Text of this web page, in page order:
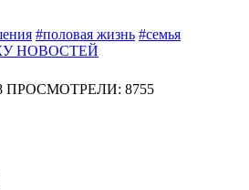
#половая жизнь #семья
НОВОСТЕЙ
ПРОСМОТРЕЛИ: 8755